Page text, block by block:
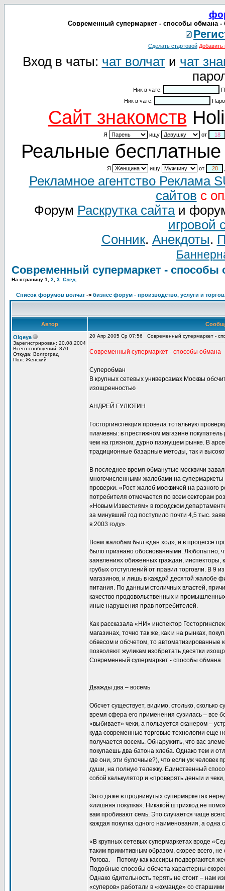
Современный супермаркет - способы обмана -
Сделать стартовой Добавить
Вход в чаты: чат волчати чат
Ник в чате:
Ник в чате:
Cайт знакомств
Я ищу от
Реальные бесплатные
Я ищу от
Рекламное агентство Реклама
сайтов с
Форум Раскрутка сайтаи
игровой
Сонник. Анекдоты.
Современный супермаркет - способы
На страницу 1 2 3 След.
Список форумов волчат -> бизнес форум - производство, услуги и
Автор
Olgeya
Зарегистрирован: 20.08.2004
Всего сообщений: 870
Откуда: Волгоград
Пол: Женский
20 Апр 2005 Ср 07:56 Современный супермаркет -
Современный супермаркет - способы обмана
Суперобман
В крупных сетевых универсамах Москвы
изощренностью
АНДРЕЙ ГУЛЮТИН
Госторгинспекция провела тотальную
плачевны: в престижном магазине
чем на грязном, дурно пахнущем рынке. В
традиционные базарные методы, так и
В последнее время обманутые москвичи
многочисленными жалобами на
проверки. «Рост жалоб москвичей на разного
потребителя отмечается по всем секторам
«Новым Известиям» в городском
за минувший год поступило почти 4,5 тыс.
в 2003 году».
Всем жалобам был «дан ход», и в процессе
было признано обоснованными. Любопытно,
заявлениях обиженных граждан, инспекторы,
грубых отступлений от правил торговли. В 9
магазинов, и лишь в каждой десятой жалобе
питания. По данным столичных властей,
качество продовольственных и
иные нарушения прав потребителей.
Как рассказала «НИ» инспектор
магазинах, точно так же, как и на рынках,
обвесом и обсчетом, то автоматизированные
позволяют жуликам изобретать десятки
Современный супермаркет - способы обмана
Дважды два – восемь
Обсчет существует, видимо, столько, сколько
время сфера его применения сузилась – все
«выбивает» чеки, а пользуется сканером –
куда современные торговые технологии еще
получается восемь. Обнаружить, что вас
покупаешь два батона хлеба. Однако тем и
где они, эти булочные?), что если уж человек
души, на полную тележку. Единственный
собой калькулятор и «проверять деньги и
Зато даже в продвинутых супермаркетах
«лишняя покупка». Никакой штрихкод не
вам пробивают семь. Это случается чаще
каждая покупка одного наименования, а
«В крупных сетевых супермаркетах вроде
таким примитивным образом, скорее всего,
Рогова. – Потому как кассиры подвергаются
Подобные способы обсчета характерны
Однако бдительность терять не стоит – нам
«суперов» работали в «команде» со